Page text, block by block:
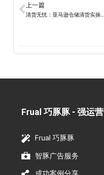
上一篇
清货无忧：亚马逊仓储清货实操指南
Frual 巧豚豚 - 强运
Frual 巧豚豚
智豚广告服务